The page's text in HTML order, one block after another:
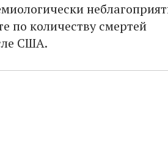
по количеству смертей
США.